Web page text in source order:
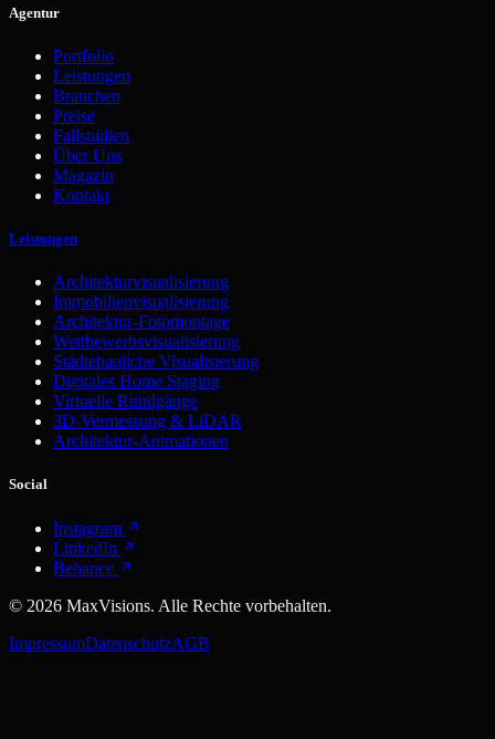
Agentur
Portfolio
Leistungen
Branchen
Preise
Fallstudien
Über Uns
Magazin
Kontakt
Leistungen
Architekturvisualisierung
Immobilienvisualisierung
Architektur-Fotomontage
Wettbewerbsvisualisierung
Städtebauliche Visualisierung
Digitales Home Staging
Virtuelle Rundgänge
3D-Vermessung & LiDAR
Architektur-Animationen
Social
Instagram
LinkedIn
Behance
© 2026 MaxVisions. Alle Rechte vorbehalten.
ImpressumDatenschutzAGB